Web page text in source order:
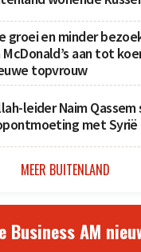
groei en minder
aan tot
topvrouw
leider Naim
met Syrië
MEER BUITENLAND
Business AM